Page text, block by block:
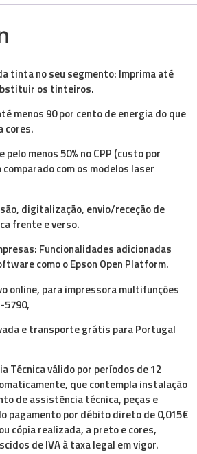
tinta no seu segmento: Imprima até
os tinteiros.
menos 90 por cento de energia do que
cores.
pelo menos 50% no CPP (custo por
com os modelos laser
digitalização, envio/receção de
frente e verso.
Funcionalidades adicionadas
como o Epson Open Platform.
online, para impressora multifunções
5790,
e transporte grátis para Portugal
Técnica válido por períodos de 12
que contempla instalação
de assistência técnica, peças e
pagamento por débito direto de 0,015€
cópia realizada, a preto e cores,
de IVA à taxa legal em vigor.